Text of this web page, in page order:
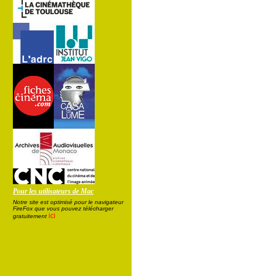
Pour les utilisateurs de Mac
Notre site est optimisé pour le navigateur
FireFox que vous pouvez télécharger
gratuitement ici